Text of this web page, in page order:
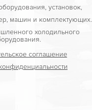
установок,
машин и комплектующих.
холодильного
соглашение